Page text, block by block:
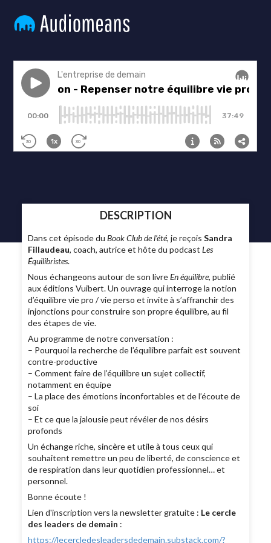
DESCRIPTION
Dans cet épisode duBook Club de l’été, je reçoisSandra
Fillaudeau, coach, autrice et hôte du podcastLes
Équilibristes.
Nous échangeons autour de son livreEn équilibre, publié
aux éditions Vuibert. Un ouvrage qui interroge la notion
d’équilibre vie pro / vie perso et invite à s’affranchir des
injonctions pour construire son propre équilibre, au fil
des étapes de vie.
Au programme de notre conversation :
– Pourquoi la recherche de l’équilibre parfait est souvent
contre-productive
– Comment faire de l’équilibre un sujet collectif,
notamment en équipe
– La place des émotions inconfortables et de l’écoute de
soi
– Et ce que la jalousie peut révéler de nos désirs
profonds
Un échange riche, sincère et utile à tous ceux qui
souhaitent remettre un peu de liberté, de conscience et
de respiration dans leur quotidien professionnel… et
personnel.
Bonne écoute !
Lien d'inscription vers la newsletter gratuite : Le cercle
des leaders de demain :
https://lecercledesleadersdedemain.substack.com/?